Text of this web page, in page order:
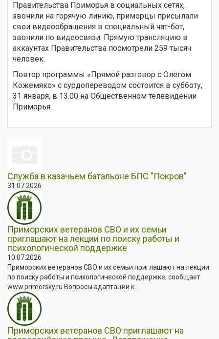
Правительства Приморья в социальных сетях,
звонили на горячую линию, приморцы присылали
свои видеообращения в специальный чат-бот,
звонили по видеосвязи. Прямую трансляцию в
аккаунтах Правительства посмотрели 259 тысяч
человек.
Повтор программы «Прямой разговор с Олегом
Кожемяко» с сурдопереводом состоится в субботу,
31 января, в 13.00 на Общественном телевидении
Приморья.
Служба в казачьем батальоне БПС "Покров"
31.07.2026
Приморских ветеранов СВО и их семьи
приглашают на лекции по поиску работы и
психологической поддержке
10.07.2026
Приморских ветеранов СВО и их семьи приглашают на лекции
по поиску работы и психологической поддержке, сообщает
www.primorsky.ru Вопросы адаптации к...
Приморских ветеранов СВО приглашают на